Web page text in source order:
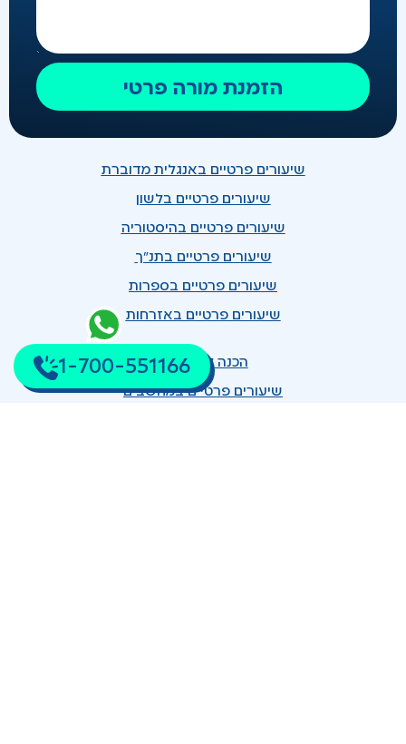
הזמנת מורה פרטי
שיעורים פרטיים באנגלית מדוברת
שיעורים פרטיים בלשון
שיעורים פרטיים בהיסטוריה
שיעורים פרטיים בתנ"ך
שיעורים פרטיים בספרות
שיעורים פרטיים באזרחות
הכנה לכיתה א'
שיעורים פרטיים במחשבים
1-700-551166